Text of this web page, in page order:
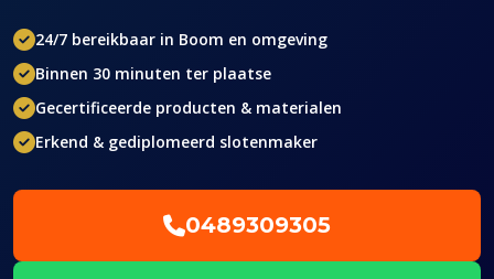
24/7 bereikbaar in Boom en omgeving
Binnen 30 minuten ter plaatse
Gecertificeerde producten & materialen
Erkend & gediplomeerd slotenmaker
0489309305